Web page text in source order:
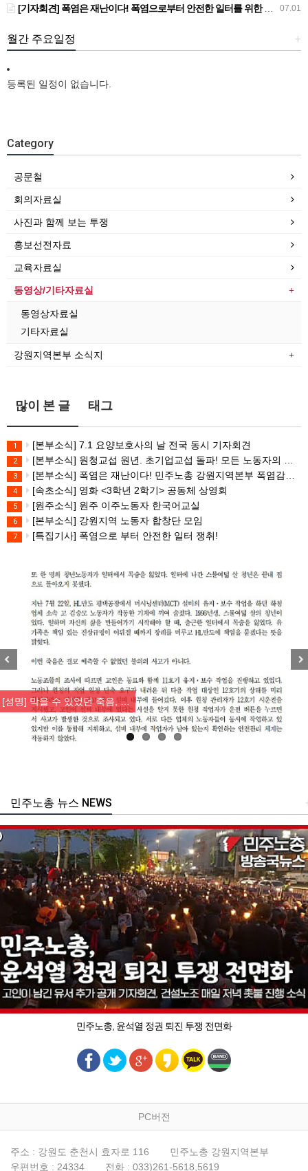
07.01
[기자회견] 폭염은 재난이다! 폭염으로부터 안전한 일터를 위한 민주노총 강원지역본부 폭염감시단 선포 기자회견
+
월간 주요일정
등록된 일정이 없습니다.
Category
공문철
회의자료실
사진과 함께 보는 투쟁
홍보선전자료
교육자료실
동영상/기타자료실
동영상자료실
기타자료실
강원지역본부 소식지
많이 본 글 태그
1 [본부소식] 7.1 요양보호사의 날 전국 동시 기자회견
2 [본부소식] 원청교섭 원년. 초기업교섭 돌파! 모든 노동자의 노동기본권 쟁취! 민주노총 7.15 총파업대회
3 [본부소식] 폭염은 재난이다! 민주노총 강원지역본부 폭염감시단 선포 기자회견
4 [속초소식] 영화 <3학년 2학기> 공동체 상영회
5 [원주소식] 원주 이주노동자 한국어교실
6 [본부소식] 강원지역 노동자 합창단 모임
7 [특집기사] 폭염으로 부터 안전한 일터 쟁취!
[성명] 막을 수 있었던 죽음, …
주노총 뉴스 NEWS
민주노총, 윤석열 정권 퇴진 투쟁 전면화
PC버전
주소 : 강원도 춘천시 효자로 116
민주노총 강원지역본부
우편번호 : 24334
전화 : 033)261-5618,5619